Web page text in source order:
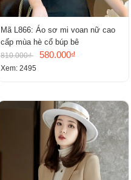
Mã L866: Áo sơ mi voan nữ cao
cấp mùa hè cổ búp bê
810.000₫ 580.000₫
Xem: 2495